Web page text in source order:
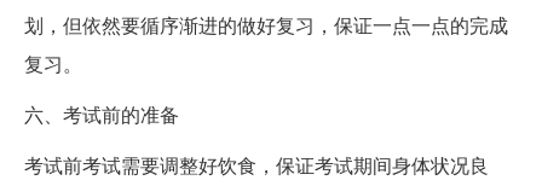
划，但依然要循序渐进的做好复习，保证一点一点的完成
复习。
六、考试前的准备
考试前考试需要调整好饮食，保证考试期间身体状况良